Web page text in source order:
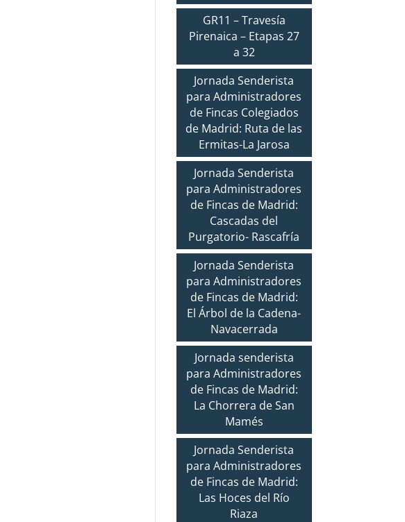
GR11 – Travesía
Pirenaica – Etapas 27
a 32
Jornada Senderista
para Administradores
de Fincas Colegiados
de Madrid: Ruta de las
Ermitas-La Jarosa
Jornada Senderista
para Administradores
de Fincas de Madrid:
Cascadas del
Purgatorio- Rascafría
Jornada Senderista
para Administradores
de Fincas de Madrid:
El Árbol de la Cadena-
Navacerrada
Jornada senderista
para Administradores
de Fincas de Madrid:
La Chorrera de San
Mamés
Jornada Senderista
para Administradores
de Fincas de Madrid:
Las Hoces del Río
Riaza